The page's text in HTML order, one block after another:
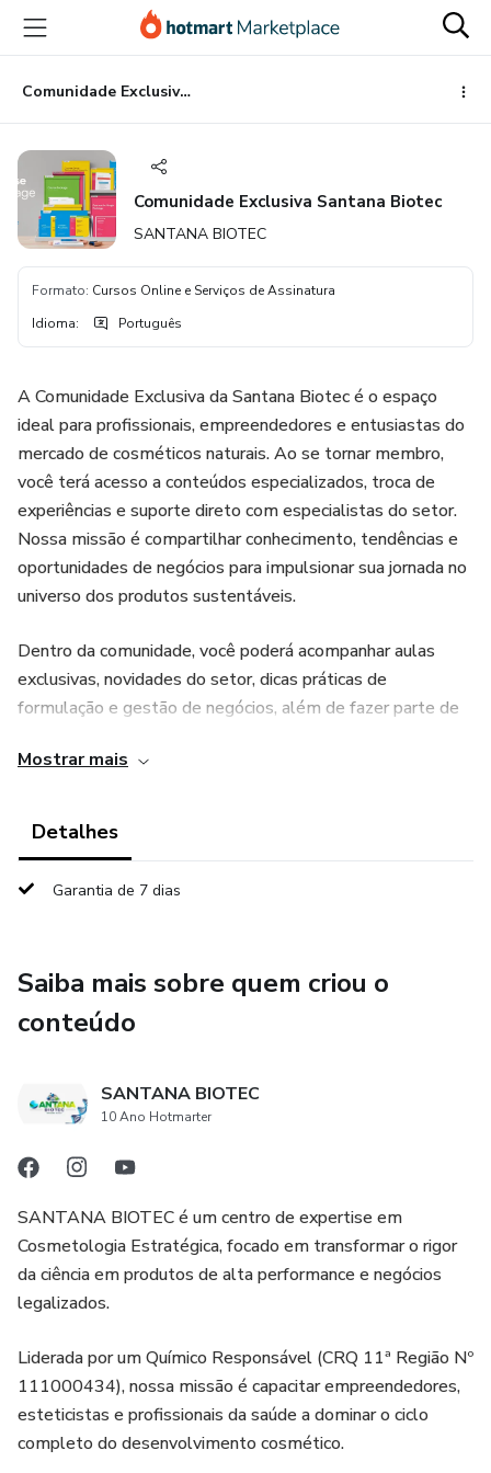
para
conteúdo
principal
para
pagamento
para
rodapé
Comunidade Exclusiva Santana Biotec
Comunidade Exclusiva Santana Biotec
SANTANA BIOTEC
Formato: Cursos Online e Serviços de Assinatura
Idioma: Português
A Comunidade Exclusiva da Santana Biotec é o espaço
ideal para profissionais, empreendedores e entusiastas do
mercado de cosméticos naturais. Ao se tornar membro,
você terá acesso a conteúdos especializados, troca de
experiências e suporte direto com especialistas do setor.
Nossa missão é compartilhar conhecimento, tendências e
oportunidades de negócios para impulsionar sua jornada no
universo dos produtos sustentáveis.
Dentro da comunidade, você poderá acompanhar aulas
exclusivas, novidades do setor, dicas práticas de
formulação e gestão de negócios, além de fazer parte de
inovação, ética e sustentabilidade.
Mostrar mais
Detalhes
Garantia de 7 dias
Saiba mais sobre quem criou o
conteúdo
SANTANA BIOTEC
10 Ano Hotmarter
SANTANA BIOTEC é um centro de expertise em
Cosmetologia Estratégica, focado em transformar o rigor
da ciência em produtos de alta performance e negócios
legalizados.
Liderada por um Químico Responsável (CRQ 11ª Região Nº
111000434), nossa missão é capacitar empreendedores,
esteticistas e profissionais da saúde a dominar o ciclo
completo do desenvolvimento cosmético.